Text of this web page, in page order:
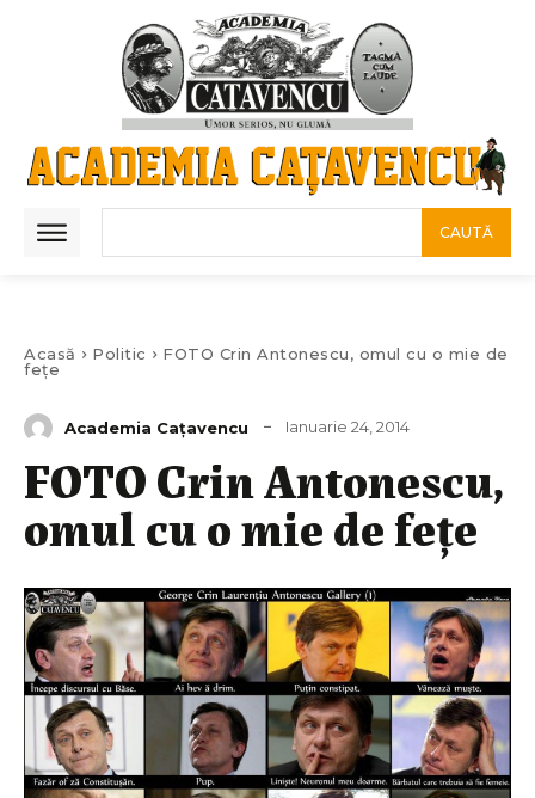
CAUTĂ
Acasă Politic
FOTO Crin Antonescu, omul cu o mie de
fețe
Academia Caţavencu Ianuarie 24, 2014
FOTO Crin Antonescu,
omul cu o mie de fețe